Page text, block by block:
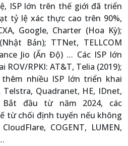
ISP lớn trên thế giới đã triển
tỷ lệ xác thực cao trên 90%,
Google, Charter (Hoa Kỳ);
Bản); TTNet, TELLCOM
Jio (Ấn Độ) … Các ISP lớn
RPKI: AT&T, Telia (2019);
nhiều ISP lớn triển khai
Quadranet, HE, IDnet,
Bắt đầu từ năm 2024, các
từ chối định tuyến nếu không
COGENT, LUMEN,